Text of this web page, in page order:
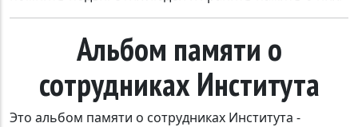
Альбом памяти о
сотрудниках Института
Это альбом памяти о сотрудниках Института -